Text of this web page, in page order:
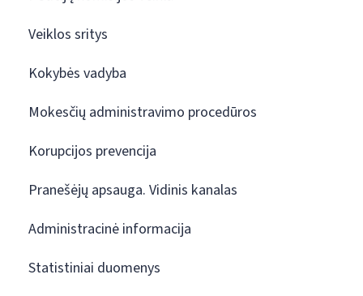
Veiklos sritys
Kokybės vadyba
Mokesčių administravimo procedūros
Korupcijos prevencija
Pranešėjų apsauga. Vidinis kanalas
Administracinė informacija
Statistiniai duomenys